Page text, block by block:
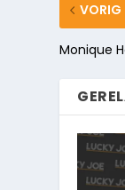
VORIG
Monique